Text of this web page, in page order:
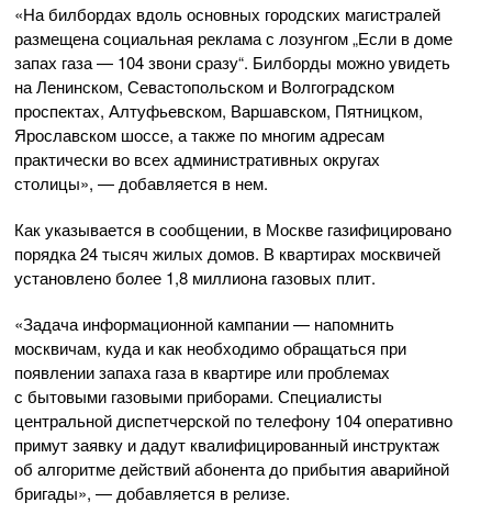
«На билбордах вдоль основных городских магистралей
размещена социальная реклама с лозунгом „Если в доме
запах газа — 104 звони сразу“. Билборды можно увидеть
на Ленинском, Севастопольском и Волгоградском
проспектах, Алтуфьевском, Варшавском, Пятницком,
Ярославском шоссе, а также по многим адресам
практически во всех административных округах
столицы», — добавляется в нем.
Как указывается в сообщении, в Москве газифицировано
порядка 24 тысяч жилых домов. В квартирах москвичей
установлено более 1,8 миллиона газовых плит.
«Задача информационной кампании — напомнить
москвичам, куда и как необходимо обращаться при
появлении запаха газа в квартире или проблемах
с бытовыми газовыми приборами. Специалисты
центральной диспетчерской по телефону 104 оперативно
примут заявку и дадут квалифицированный инструктаж
об алгоритме действий абонента до прибытия аварийной
бригады», — добавляется в релизе.